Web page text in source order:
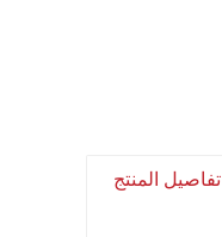
تفاصيل المنتج